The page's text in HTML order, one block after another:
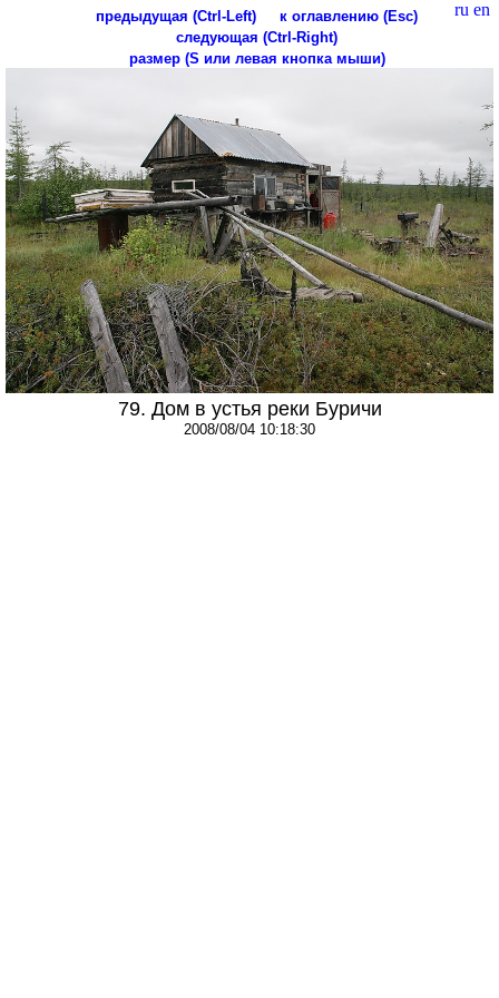
ru en
предыдущая (Ctrl-Left)
к оглавлению (Esc)
следующая (Ctrl-Right)
размер (S или левая кнопка мыши)
79. Дом в устья реки Буричи
2008/08/04 10:18:30